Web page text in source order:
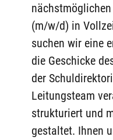
(m/w/d) in
suchen wir eine
die Geschicke
der
Leitungsteam
strukturiert und
gestaltet. Ihnen